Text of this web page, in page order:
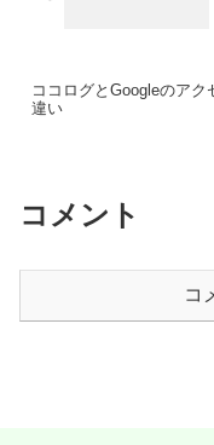
ココログとGoogleのアク
違い
コメント
コ